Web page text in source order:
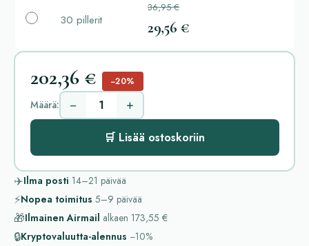
30 pillerit
36,95 €
29,56 €
202,36 € −20%
Määrä: − +
🛒 Lisää ostoskoriin
✈️Ilma posti 14–21 päivää
⚡Nopea toimitus 5–9 päivää
🎁Ilmainen Airmail alkaen 173,55 €
🔒Kryptovaluutta-alennus −10%